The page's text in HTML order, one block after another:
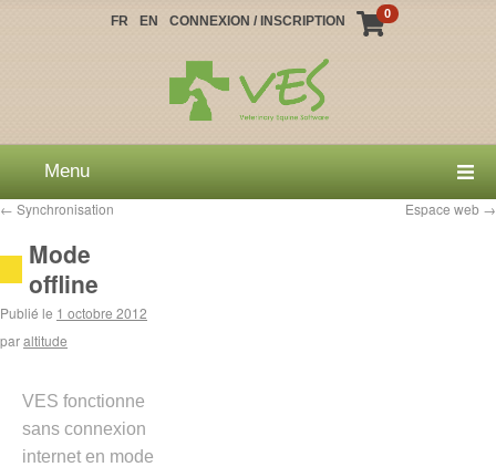
FR EN CONNEXION / INSCRIPTION 0
Menu
← Synchronisation Espace web →
Mode
offline
Publié le 1 octobre 2012
paraltitude
VES fonctionne
sans connexion
internet en mode